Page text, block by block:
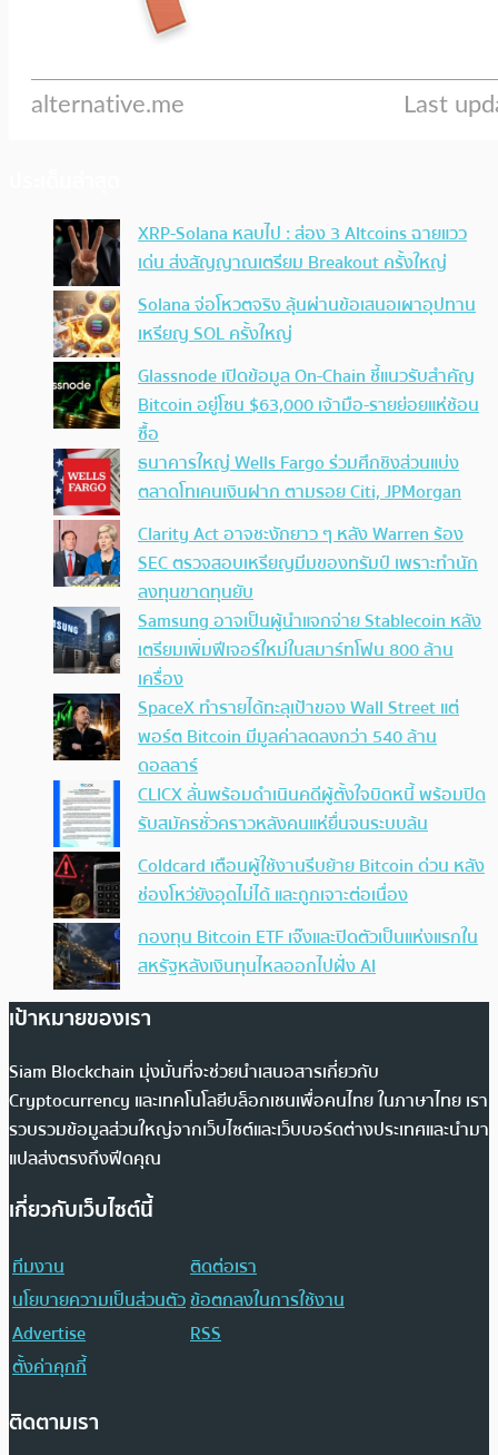
XRP-Solana หลบไป : ส่อง 3 Altcoins ฉายแวว
เด่น ส่งสัญญาณเตรียม Breakout ครั้งใหญ่
Solana จ่อโหวตจริง ลุ้นผ่านข้อเสนอเผาอุปทาน
เหรียญ SOL ครั้งใหญ่
Glassnode เปิดข้อมูล On-Chain ชี้แนวรับสำคัญ
Bitcoin อยู่โซน $63,000 เจ้ามือ-รายย่อยแห่ช้อน
ซื้อ
ธนาคารใหญ่ Wells Fargo ร่วมศึกชิงส่วนแบ่ง
ตลาดโทเคนเงินฝาก ตามรอย Citi, JPMorgan
Clarity Act อาจชะงักยาว ๆ หลัง Warren ร้อง
SEC ตรวจสอบเหรียญมีมของทรัมป์ เพราะทำนัก
ลงทุนขาดทุนยับ
Samsung อาจเป็นผู้นำแจกจ่าย Stablecoin หลัง
เตรียมเพิ่มฟีเจอร์ใหม่ในสมาร์ทโฟน 800 ล้าน
เครื่อง
SpaceX ทำรายได้ทะลุเป้าของ Wall Street แต่
พอร์ต Bitcoin มีมูลค่าลดลงกว่า 540 ล้าน
ดอลลาร์
CLICX ลั่นพร้อมดำเนินคดีผู้ตั้งใจบิดหนี้ พร้อมปิด
รับสมัครชั่วคราวหลังคนแห่ยื่นจนระบบล้น
Coldcard เตือนผู้ใช้งานรีบย้าย Bitcoin ด่วน หลัง
ช่องโหว่ยังอุดไม่ได้ และถูกเจาะต่อเนื่อง
กองทุน Bitcoin ETF เจ๊งและปิดตัวเป็นแห่งแรกใน
สหรัฐหลังเงินทุนไหลออกไปฝั่ง AI
เป้าหมายของเรา
Siam Blockchain มุ่งมั่นที่จะช่วยนำเสนอสารเกี่ยวกับ
Cryptocurrency และเทคโนโลยีบล็อกเชนเพื่อคนไทย ในภาษาไทย เรา
รวบรวมข้อมูลส่วนใหญ่จากเว็บไซต์และเว็บบอร์ดต่างประเทศและนำมา
แปลส่งตรงถึงฟีดคุณ
เกี่ยวกับเว็บไซต์นี้
ทีมงาน
ติดต่อเรา
นโยบายความเป็นส่วนตัวข้อตกลงในการใช้งาน
Advertise
RSS
ตั้งค่าคุกกี้
ติดตามเรา